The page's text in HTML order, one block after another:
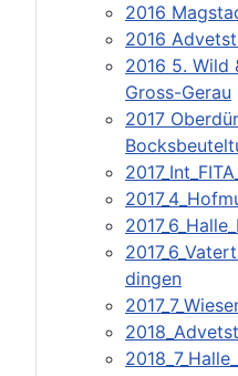
2016
2016
2016 5. Wild
Gross-Gerau
2017
dingen